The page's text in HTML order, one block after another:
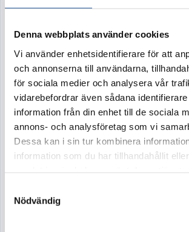
Denna webbplats använder cookies
Vi använder enhetsidentifierare för att
och annonserna till användarna,
för sociala medier och analysera vår
vidarebefordrar även sådana
information från din enhet till de sociala
annons- och analysföretag som vi
Dessa kan i sin tur kombinera
information som du har tillhandahållit
Nödvändig
Unik urna
Med hjälp av olika
Blommor vidareutvecklat den
kollektionen med handmålade
en helt ny serie unika urnor.
Grå marmor nr 3– är en unik
tillverkad av våra florister på
grunden är det vår vackra
lånad från naturen.